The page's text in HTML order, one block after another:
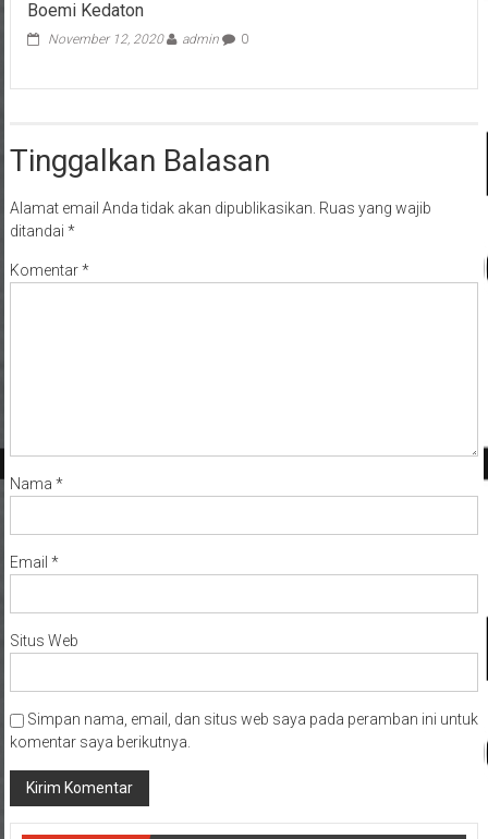
Boemi Kedaton
November 12, 2020 admin 0
Tinggalkan Balasan
Alamat email Anda tidak akan dipublikasikan. Ruas yang wajib
ditandai *
Komentar*
Nama *
Email *
Situs Web
Simpan nama, email, dan situs web saya pada peramban ini untuk
komentar saya berikutnya.